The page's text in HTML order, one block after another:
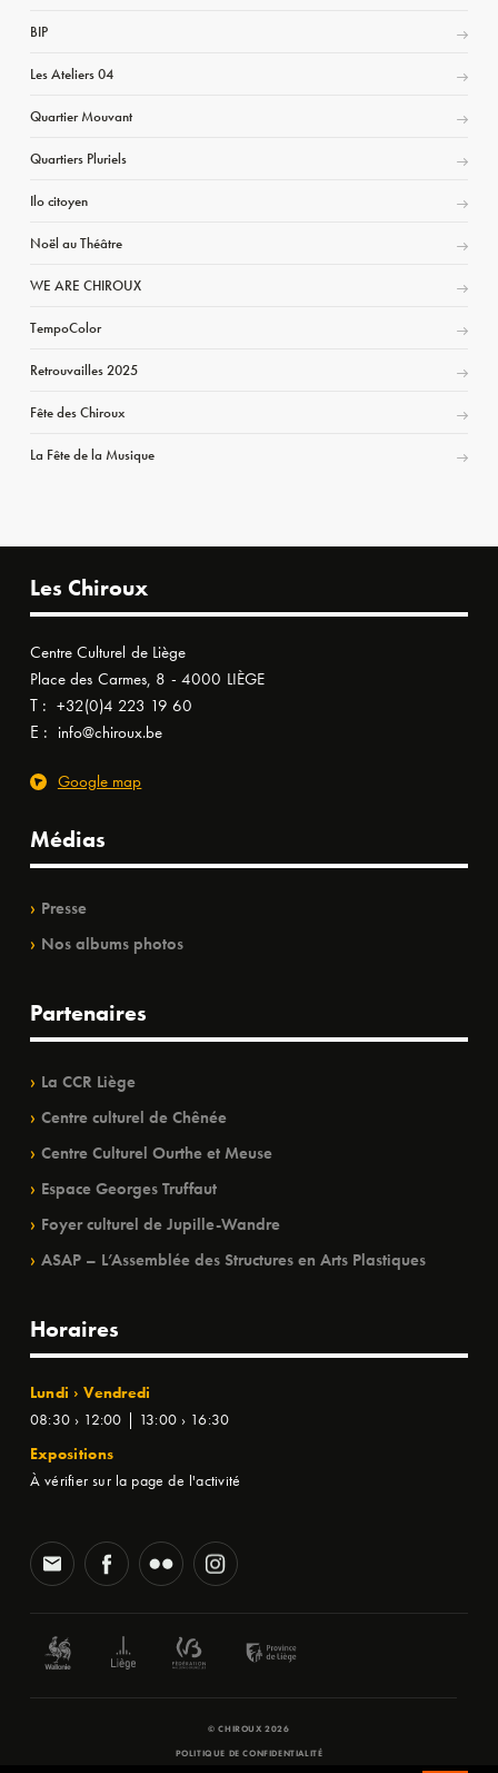
BIP
Les Ateliers 04
Quartier Mouvant
Quartiers Pluriels
Ilo citoyen
Noël au Théâtre
WE ARE CHIROUX
TempoColor
Retrouvailles 2025
Fête des Chiroux
La Fête de la Musique
Les Chiroux
Centre Culturel de Liège
Place des Carmes, 8 - 4000 LIÈGE
T : +32(0)4 223 19 60
E : info@chiroux.be
Google map
Médias
Presse
Nos albums photos
Partenaires
La CCR Liège
Centre culturel de Chênée
Centre Culturel Ourthe et Meuse
Espace Georges Truffaut
Foyer culturel de Jupille-Wandre
ASAP – L’Assemblée des Structures en Arts Plastiques
Horaires
Lundi › Vendredi
08:30 › 12:00 | 13:00 › 16:30
Expositions
À vérifier sur la page de l'activité
© CHIROUX 2026
POLITIQUE DE CONFIDENTIALITÉ